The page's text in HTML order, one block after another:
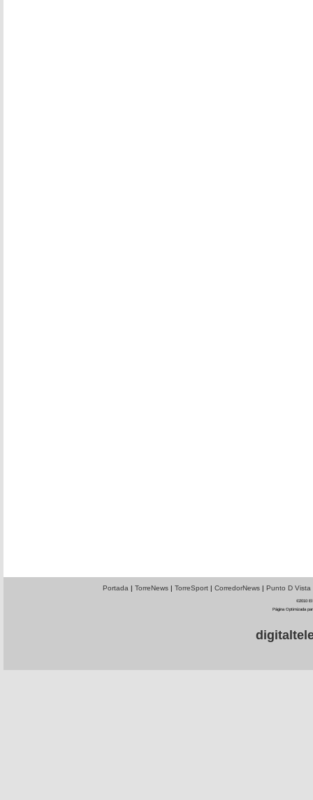
Portada | TorreNews| TorreSport| CorredorNews| Punto D Vista
©2010 El
Página Optimizada